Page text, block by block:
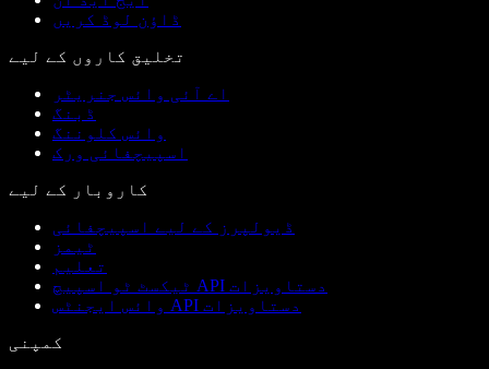
ڈاؤن لوڈ کریں
تخلیق کاروں کے لیے
اے آئی وائس جنریٹر
ڈبنگ
وائس کلوننگ
اسپیچفائی ورک
کاروبار کے لیے
ڈیولپرز کے لیے اسپیچفائی
ٹیمز
تعلیم
ٹیکسٹ ٹو اسپیچ API دستاویزات
وائس ایجنٹس API دستاویزات
کمپنی